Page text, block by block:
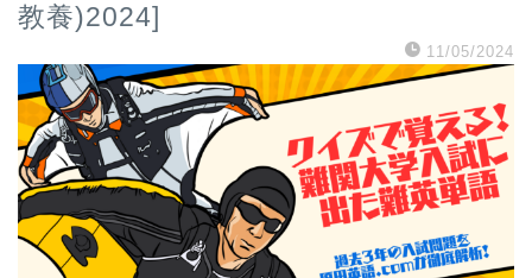
教養)2024]
11/05/2024